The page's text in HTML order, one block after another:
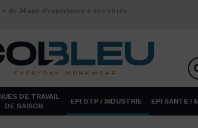
+ de 24 ans d’expérience à vos côtés
DE TRAVAIL
DE SAISON
EPI BTP / INDUSTRIE EPI SANTÉ /